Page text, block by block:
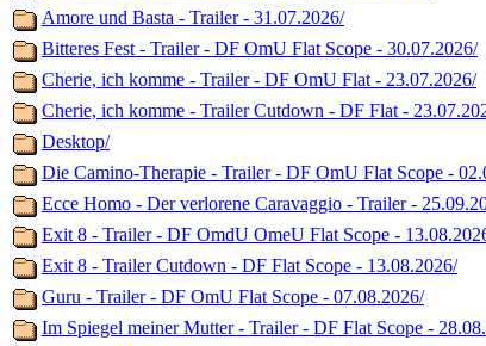
Amore und Basta - Trailer - 31.07.2026/
Bitteres Fest - Trailer - DF OmU Flat Scope - 30.07.2026/
Cherie, ich komme - Trailer - DF OmU Flat - 23.07.2026/
Cherie, ich komme - Trailer Cutdown - DF Flat -
Desktop/
Die Camino-Therapie - Trailer - DF OmU Flat Scope -
Ecce Homo - Der verlorene Caravaggio - Trailer -
Exit 8 - Trailer - DF OmdU OmeU Flat Scope -
Exit 8 - Trailer Cutdown - DF Flat Scope - 13.08.2026/
Guru - Trailer - DF OmU Flat Scope - 07.08.2026/
Im Spiegel meiner Mutter - Trailer - DF Flat Scope -